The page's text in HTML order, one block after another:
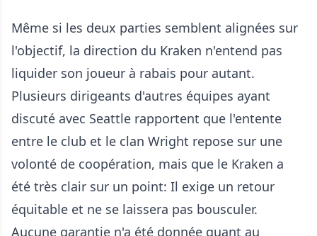
Même si les deux parties semblent alignées sur
l'objectif, la direction du Kraken n'entend pas
liquider son joueur à rabais pour autant.
Plusieurs dirigeants d'autres équipes ayant
discuté avec Seattle rapportent que l'entente
entre le club et le clan Wright repose sur une
volonté de coopération, mais que le Kraken a
été très clair sur un point: Il exige un retour
équitable et ne se laissera pas bousculer.
Aucune garantie n'a été donnée quant au